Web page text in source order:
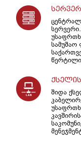
სამუშაო
შიდა